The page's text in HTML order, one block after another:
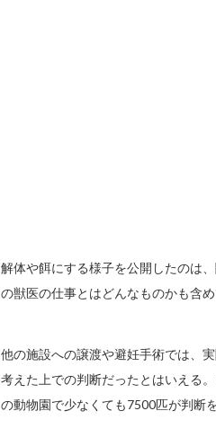
解体や餌にする様子を公開したのは
の獣医の仕事とはどんなものかも含
他の施設への譲渡や避妊手術では、
考えた上での判断だったとはいえる
の動物園で少なくても7500匹が判断